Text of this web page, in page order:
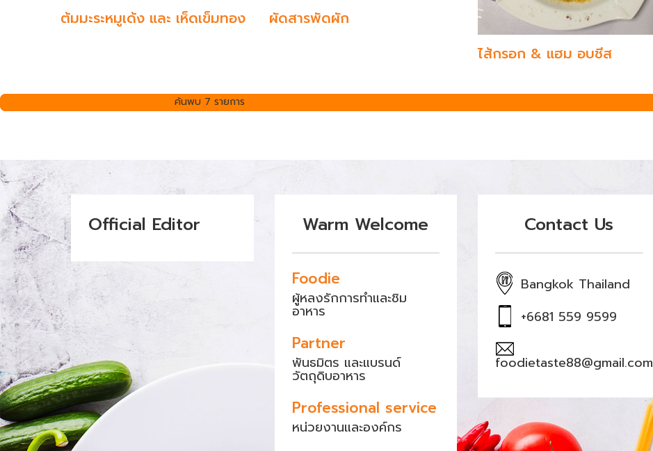
ต้มมะระหมูเด้ง และ เห็ดเข็มทอง
ผัดสารพัดผัก
ไส้กรอก & แฮม อบชีส
ค้นพบ 7 รายการ
Official Editor Warm Welcome
Foodie
ผู้หลงรักการทำและชิม
อาหาร
Partner
พันธมิตร และแบรนด์
วัตถุดิบอาหาร
Professional service
หน่วยงานและองค์กร
Contact Us
Bangkok Thailand
+6681 559 9599
foodietaste88@gmail.com